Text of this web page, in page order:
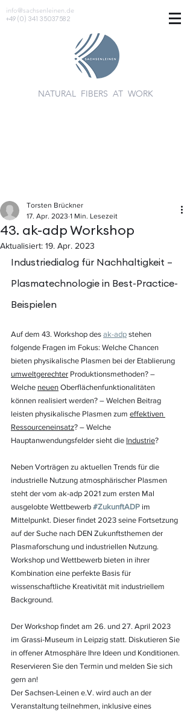
info@sachsenleinen.de
+49 (0) 341 35037582
NATURAL FIBERS AT WORK
43. ak-adp Workshop
Torsten Brückner
17. Apr. 2023 1 Min. Lesezeit
Aktualisiert: 19. Apr. 2023
Industriedialog für Nachhaltigkeit –
Plasmatechnologie in Best-Practice-
Beispielen
Auf dem 43. Workshop des ak-adp stehen
folgende Fragen im Fokus: Welche Chancen
bieten physikalische Plasmen bei der Etablierung
umweltgerechter Produktionsmethoden? –
Welche neuen Oberflächenfunktionalitäten
können realisiert werden? – Welchen Beitrag
leisten physikalische Plasmen zum effektiven
Ressourceneinsatz? – Welche
Hauptanwendungsfelder sieht die Industrie?
Neben Vorträgen zu aktuellen Trends für die
industrielle Nutzung atmosphärischer Plasmen
steht der vom ak-adp 2021 zum ersten Mal
ausgelobte Wettbewerb #ZukunftADP im
Mittelpunkt. Dieser findet 2023 seine Fortsetzung
auf der Suche nach DEN Zukunftsthemen der
Plasmaforschung und industriellen Nutzung.
Workshop und Wettbewerb bieten in ihrer
Kombination eine perfekte Basis für
wissenschaftliche Kreativität mit industriellem
Background.
Der Workshop findet am 26. und 27. April 2023
im Grassi-Museum in Leipzig statt. Diskutieren Sie
in offener Atmosphäre Ihre Ideen und Konditionen.
Reservieren Sie den Termin und melden Sie sich
gern an!
Der Sachsen-Leinen e.V. wird auch an der
Veranstaltung teilnehmen, inklusive eines